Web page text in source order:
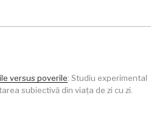
versus poverile: Studiu experimental
subiectivă din viața de zi cu zi.